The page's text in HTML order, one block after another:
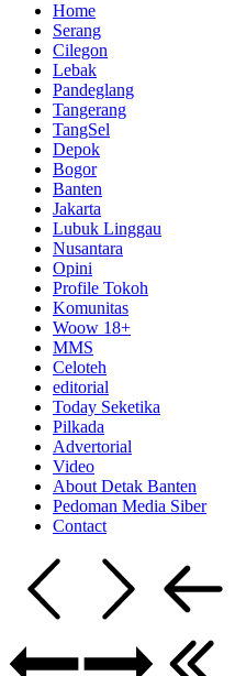
Home
Serang
Cilegon
Lebak
Pandeglang
Tangerang
TangSel
Depok
Bogor
Banten
Jakarta
Lubuk Linggau
Nusantara
Opini
Profile Tokoh
Komunitas
Woow 18+
MMS
Celoteh
editorial
Today Seketika
Pilkada
Advertorial
Video
About Detak Banten
Pedoman Media Siber
Contact